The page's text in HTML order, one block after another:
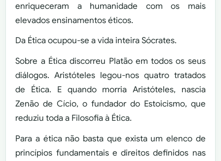
enriqueceram a humanidade com os mais
elevados ensinamentos éticos.
Da Ética ocupou-se a vida inteira Sócrates.
Sobre a Ética discorreu Platão em todos os seus
diálogos. Aristóteles legou-nos quatro tratados
de Ética. E quando morria Aristóteles, nascia
Zenão de Cício, o fundador do Estoicismo, que
reduziu toda a Filosofia à Ética.
Para a ética não basta que exista um elenco de
princípios fundamentais e direitos definidos nas